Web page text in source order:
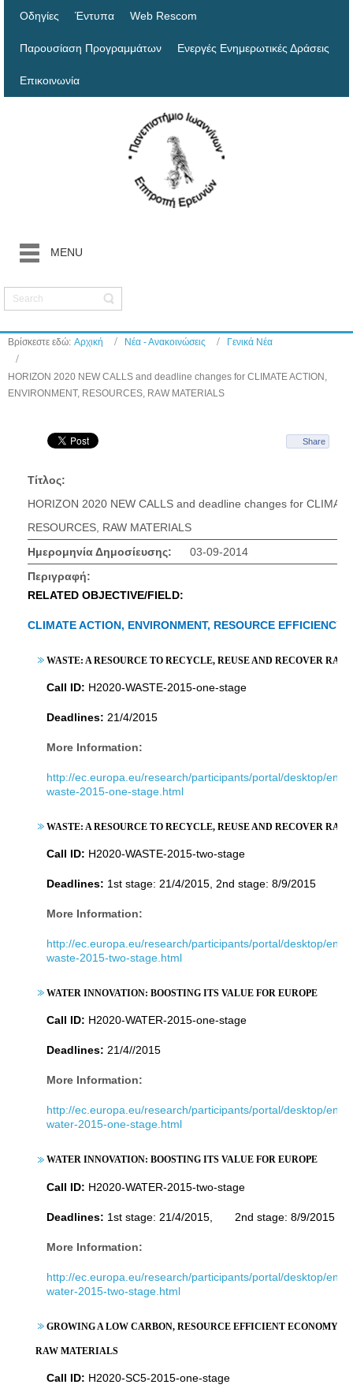
Οδηγίες Έντυπα Web Rescom
Παρουσίαση Προγραμμάτων Ενεργές Ενημερωτικές Δράσεις
Επικοινωνία
MENU
Βρίσκεστε εδώ: Αρχική Νέα - Ανακοινώσεις Γενικά Νέα
HORIZON 2020 NEW CALLS and deadline changes for CLIMATE ACTION,
ENVIRONMENT, RESOURCES, RAW MATERIALS
Share
Τίτλος:
HORIZON 2020 NEW CALLS and deadline changes for
RESOURCES, RAW MATERIALS
Ημερομηνία Δημοσίευσης:
03-09-2014
Περιγραφή:
RELATED OBJECTIVE/FIELD:
CLIMATE ACTION, ENVIRONMENT, RESOURCE EFFICIENCY,
WASTE: A RESOURCE TO RECYCLE, REUSE AND RECOVER
Call ID: H2020-WASTE-2015-one-stage
Deadlines: 21/4/2015
More Information:
http://ec.europa.eu/research/participants/portal/desktop/en/
waste-2015-one-stage.html
WASTE: A RESOURCE TO RECYCLE, REUSE AND RECOVER
Call ID: H2020-WASTE-2015-two-stage
Deadlines: 1st stage: 21/4/2015, 2nd stage: 8/9/2015
More Information:
http://ec.europa.eu/research/participants/portal/desktop/en/
waste-2015-two-stage.html
WATER INNOVATION: BOOSTING ITS VALUE FOR EUROPE
Call ID: H2020-WATER-2015-one-stage
Deadlines: 21/4//2015
More Information:
http://ec.europa.eu/research/participants/portal/desktop/en/
water-2015-one-stage.html
WATER INNOVATION: BOOSTING ITS VALUE FOR EUROPE
Call ID: H2020-WATER-2015-two-stage
Deadlines: 1st stage: 21/4/2015, 2nd stage: 8/9/2015
More Information:
http://ec.europa.eu/research/participants/portal/desktop/en/
water-2015-two-stage.html
GROWING A LOW CARBON, RESOURCE EFFICIENT ECONOMY
RAW MATERIALS
Call ID: H2020-SC5-2015-one-stage